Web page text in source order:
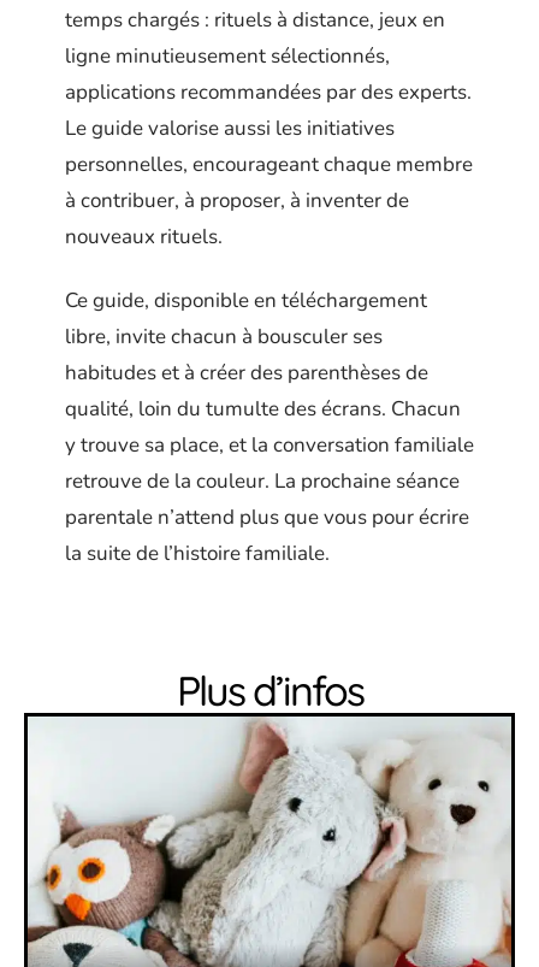
temps chargés : rituels à distance, jeux en
ligne minutieusement sélectionnés,
applications recommandées par des experts.
Le guide valorise aussi les initiatives
personnelles, encourageant chaque membre
à contribuer, à proposer, à inventer de
nouveaux rituels.
Ce guide, disponible en téléchargement
libre, invite chacun à bousculer ses
habitudes et à créer des parenthèses de
qualité, loin du tumulte des écrans. Chacun
y trouve sa place, et la conversation familiale
retrouve de la couleur. La prochaine séance
parentale n’attend plus que vous pour écrire
la suite de l’histoire familiale.
Plus d’infos